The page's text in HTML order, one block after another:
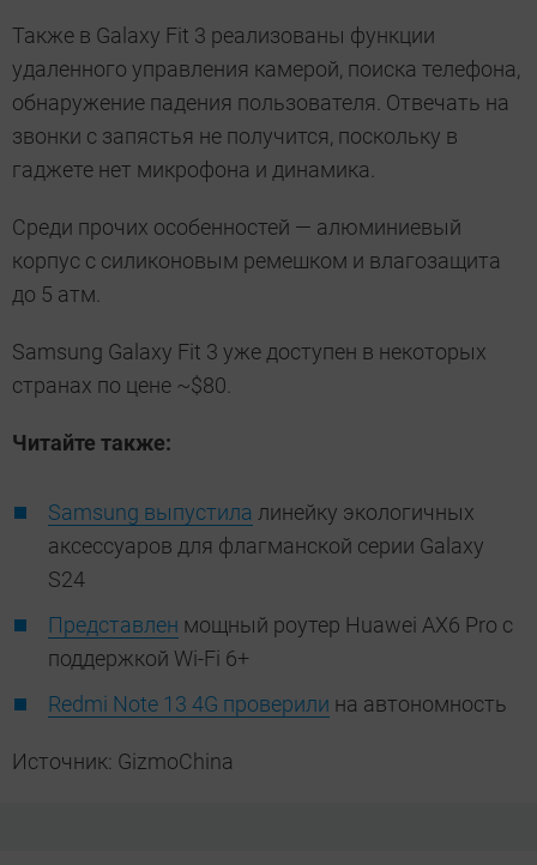
Также в Galaxy Fit 3 реализованы функции
удаленного управления камерой, поиска телефона,
обнаружение падения пользователя. Отвечать на
звонки с запястья не получится, поскольку в
гаджете нет микрофона и динамика.
Среди прочих особенностей — алюминиевый
корпус с силиконовым ремешком и влагозащита
до 5 атм.
Samsung Galaxy Fit 3 уже доступен в некоторых
странах по цене ~$80.
Читайте также:
Samsung выпустила линейку экологичных
аксессуаров для флагманской серии Galaxy
S24
Представлен мощный роутер Huawei AX6 Pro с
поддержкой Wi-Fi 6+
Redmi Note 13 4G проверили на автономность
Источник: GizmoChina